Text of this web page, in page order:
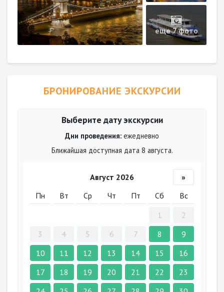
еще 7 фото
БРОНИРОВАНИЕ ЭКСКУРСИИ
Выберите дату экскурсии
Дни проведения: ежедневно
Ближайшая доступная дата 8 августа.
Август 2026
»
Пн
Вт Ср Чт Пт Сб
Вс
1
2
3
4 5 6 7 8
9
10
11 12 13 14 15
16
17
18 19 20 21 22
23